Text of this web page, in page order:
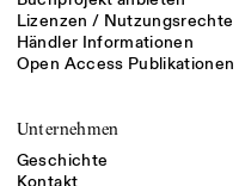
Lizenzen / Nutzungsrechte
Händler Informationen
Open Access Publikationen
Unternehmen
Geschichte